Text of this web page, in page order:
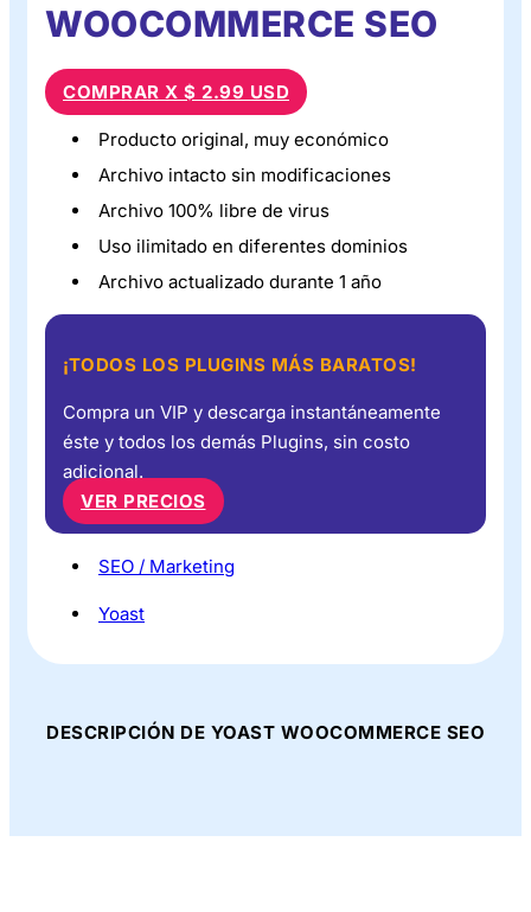
WOOCOMMERCE SEO
COMPRAR X $ 2.99 USD
Producto original, muy económico
Archivo intacto sin modificaciones
Archivo 100% libre de virus
Uso ilimitado en diferentes dominios
Archivo actualizado durante 1 año
¡TODOS LOS PLUGINS MÁS BARATOS!
Compra un VIP y descarga instantáneamente
éste y todos los demás Plugins, sin costo
adicional.
VER PRECIOS
SEO / Marketing
Yoast
DESCRIPCIÓN DE YOAST WOOCOMMERCE SEO